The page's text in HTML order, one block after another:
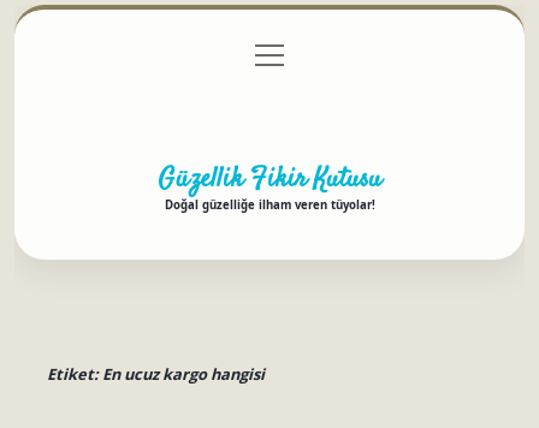
Gizlilik Politikası
menüyü
aç
Güzellik Fikir Kutusu
Doğal güzelliğe ilham veren tüyolar!
Etiket:En ucuz kargo hangisi